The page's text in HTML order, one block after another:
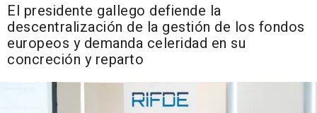
El presidente gallego defiende la
descentralización de la gestión de los fondos
europeos y demanda celeridad en su
concreción y reparto